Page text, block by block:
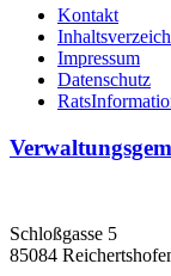
Kontakt
Impressum
Datenschutz
Schloßgasse 5
85084